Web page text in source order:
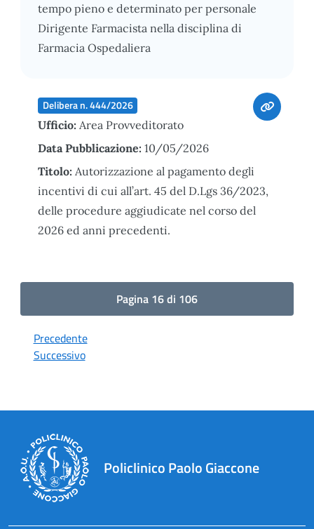
tempo pieno e determinato per personale
Dirigente Farmacista nella disciplina di
Farmacia Ospedaliera
Delibera n. 444/2026
Ufficio: Area Provveditorato
Data Pubblicazione: 10/05/2026
Titolo: Autorizzazione al pagamento degli
incentivi di cui all’art. 45 del D.Lgs 36/2023,
delle procedure aggiudicate nel corso del
2026 ed anni precedenti.
Pagina 16 di 106
Precedente
Successivo
Policlinico Paolo Giaccone